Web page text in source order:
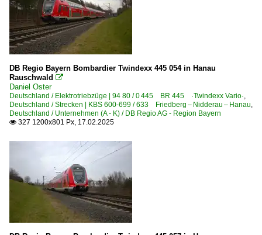
Österreich
E-Loks
BR 1293 ·Vectron MS·
Unternehmen
Österreichische Bundesbahnen ·ÖBB·
Schweiz
SBB | Schweizer Bundesbahnen
SBBCI Schweizerische Bundesbahnen Cargo
DB Regio Bayern Bombardier Twindexx 445 054 in Hanau
Rauschwald 
Daniel Oster
Deutschland / Elektrotriebzüge | 94 80 / 0 445 BR 445 ·Twindexx Vario·,
Deutschland / Strecken | KBS 600-699 / 633 Friedberg – Nidderau – Hanau,
Deutschland / Unternehmen (A - K) / DB Regio AG - Region Bayern
 327 1200x801 Px, 17.02.2025